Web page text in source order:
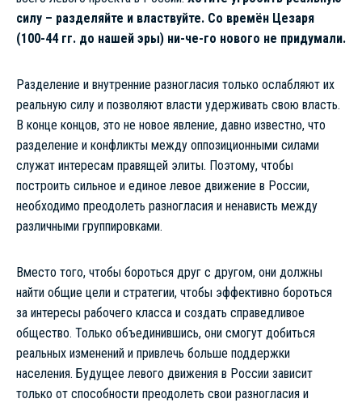
силу – разделяйте и властвуйте. Со времён Цезаря
(100-44 гг. до нашей эры) ни-че-го нового не придумали.
Разделение и внутренние разногласия только ослабляют их
реальную силу и позволяют власти удерживать свою власть.
В конце концов, это не новое явление, давно известно, что
разделение и конфликты между оппозиционными силами
служат интересам правящей элиты. Поэтому, чтобы
построить сильное и единое левое движение в России,
необходимо преодолеть разногласия и ненависть между
различными группировками.
Вместо того, чтобы бороться друг с другом, они должны
найти общие цели и стратегии, чтобы эффективно бороться
за интересы рабочего класса и создать справедливое
общество. Только объединившись, они смогут добиться
реальных изменений и привлечь больше поддержки
населения. Будущее левого движения в России зависит
только от способности преодолеть свои разногласия и